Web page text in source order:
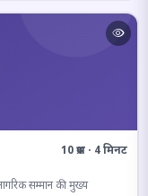
10 प्रश्न · 4 मिनट
सम्मान की मुख्य